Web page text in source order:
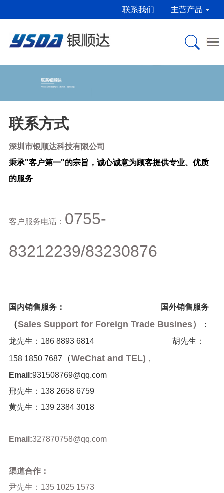
主营产品
联系我们
企业文化
合作伙伴
荣誉证书
联系方式
嵌入式打印单元
微型打印机芯
打印解决方案
EPSON原装耗材
嵌入式打印单元
打印解决方案
彩色标签打印机
自助标准备件
行业动态
打印机常识
下载中心
联系方式
深圳市银顺达科技有限公司
秉承"客户第一"的宗旨，诚心诚意为顾客提供专业、优质
的服务
客户服务电话： 0755-
83212239/83230876
国内销售服务： 国外销售服务
（Sales Support for Foreign Trade Busines）
：
龙先生：186 8893 6814
胡先生 ：
158 1850 7687 （WeChat and TEL) ，
Email:931508769@qq.com
邢先生：138 2658 6759
黄先生：139 2384 3018
Email:327870758@qq.com
渠道合作：
尹先生：135 1025 1573